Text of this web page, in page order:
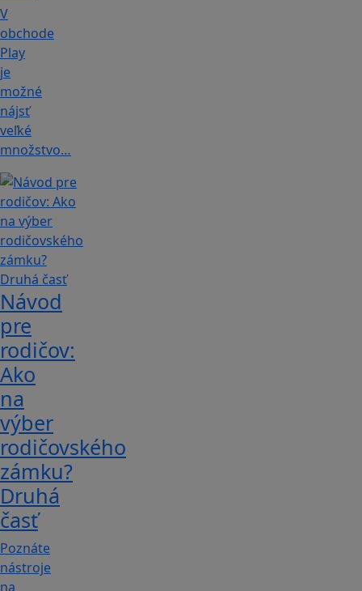
V
obchode
Play
je
možné
nájsť
veľké
množstvo…
Návod
pre
rodičov:
Ako
na
výber
rodičovského
zámku?
Druhá
časť
Poznáte
nástroje
na